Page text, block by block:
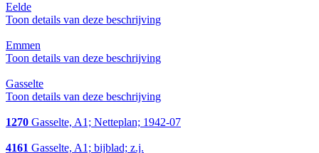
Eelde
Toon details van deze beschrijving
Emmen
Toon details van deze beschrijving
Gasselte
Toon details van deze beschrijving
1270 Gasselte, A1; Netteplan; 1942-07
4161 Gasselte, A1; bijblad; z.j.